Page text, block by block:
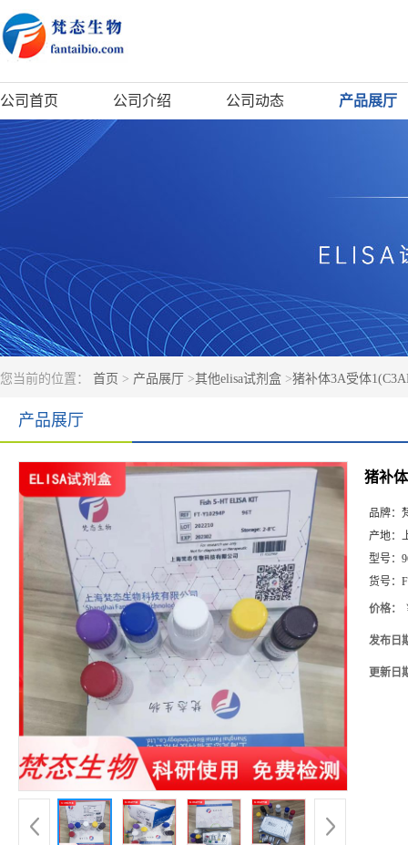
公司首页 公司介绍 公司动态 产品展厅
您当前的位置： 首页 > 产品展厅 >其他elisa试剂盒 >猪补体3A受体
产品展厅
猪补
品牌：
产地：
型号：
货号：
价格：
发布日
更新日